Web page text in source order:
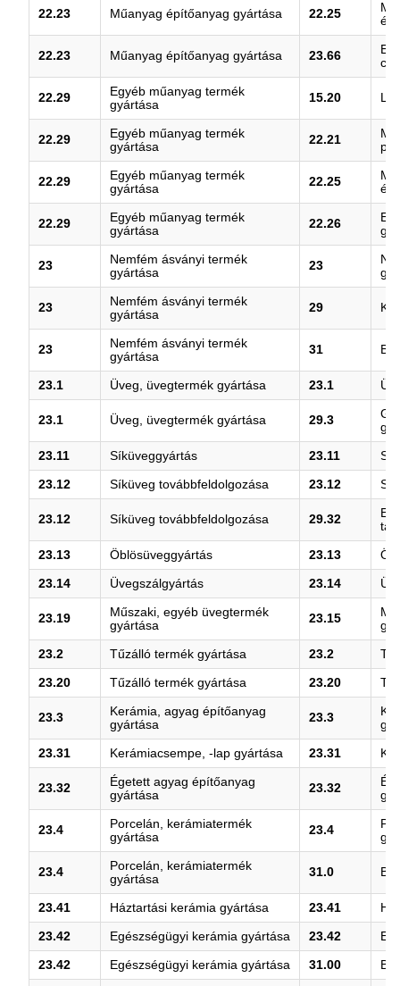
22.23 Műanyag építőanyag gyártása 22.25
és
22.23 Műanyag építőanyag gyártása 23.66
22.29
Egyéb műanyag termék
gyártása
15.20
22.29
Egyéb műanyag termék
gyártása
22.21
22.29
Egyéb műanyag termék
gyártása
22.25
és
22.29
Egyéb műanyag termék
gyártása
22.26
23
Nemfém ásványi termék
gyártása
23
23
Nemfém ásványi termék
gyártása
29
23
Nemfém ásványi termék
gyártása
31
23.1 Üveg, üvegtermék gyártása 23.1
23.1 Üveg, üvegtermék gyártása 29.3
23.11 Síküveggyártás 23.11
23.12 Síküveg továbbfeldolgozása 23.12
23.12 Síküveg továbbfeldolgozása 29.32
23.13 Öblösüveggyártás 23.13
23.14 Üvegszálgyártás 23.14
23.19
Műszaki, egyéb üvegtermék
gyártása
23.15
23.2 Tűzálló termék gyártása 23.2
23.20 Tűzálló termék gyártása 23.20
23.3
Kerámia, agyag építőanyag
gyártása
23.3
23.31 Kerámiacsempe, -lap gyártása 23.31
23.32
Égetett agyag építőanyag
gyártása
23.32
23.4
Porcelán, kerámiatermék
gyártása
23.4
23.4
Porcelán, kerámiatermék
gyártása
31.0
23.41 Háztartási kerámia gyártása 23.41
23.42 Egészségügyi kerámia gyártása 23.42
23.42 Egészségügyi kerámia gyártása 31.00